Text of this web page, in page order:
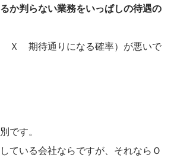
か判らない業務をいっぱしの待遇の
Ｘ　期待通りになる確率）が悪いで
です。
ている会社ならですが、それならＯ